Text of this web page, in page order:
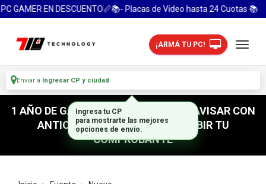
GAMER EN DESCUENTO📏📚- Placas de Video hasta 24 Cuotas 📚
¡ARMÁ TU PC!
Enviar a Ingresar CP y ciudad
1 AÑO DE GARANTIA! / PARA RETIRO AVISAR CON
ANTICIPACION / NO OLVIDES SUBIR TU
COMPROBANTE
Ingresa tu CP
para mostrarte las mejores
opciones de envío.